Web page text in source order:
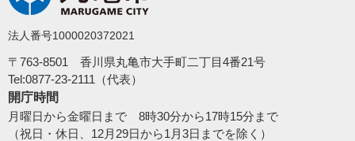
法人番号1000020372021
〒763-8501 香川県丸亀市大手町二丁目4番21号
Tel:0877-23-2111（代表）
開庁時間
月曜日から金曜日まで 8時30分から17時15分まで
（祝日・休日、12月29日から1月3日までを除く）